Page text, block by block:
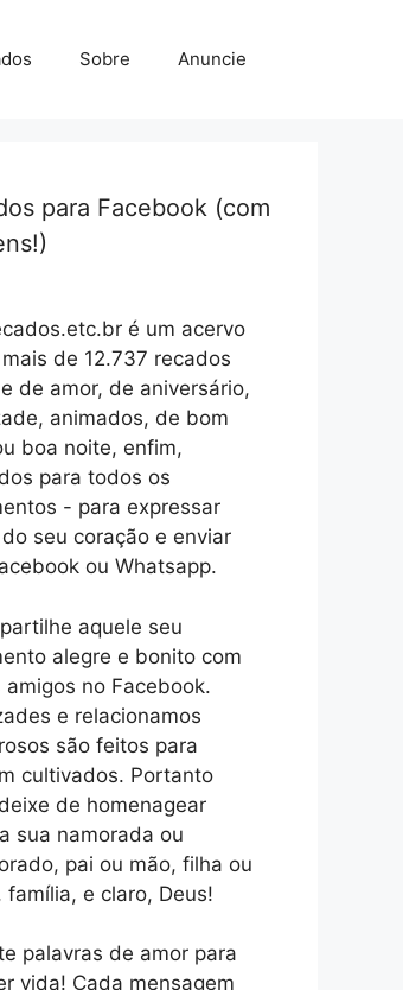
Sobre Anuncie
para Facebook (com
é um acervo
de 12.737 recados
de amor, de aniversário,
animados, de bom
boa noite, enfim,
para todos os
- para expressar
seu coração e enviar
ou Whatsapp.
aquele seu
alegre e bonito com
amigos no Facebook.
e relacionamos
são feitos para
cultivados. Portanto
de homenagear
sua namorada ou
pai ou mão, filha ou
família, e claro, Deus!
palavras de amor para
vida! Cada mensagem